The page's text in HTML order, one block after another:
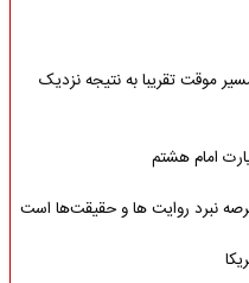
موقت تقریبا به نتیجه نزدیک
امام هشتم
نبرد روایت ها و حقیقت‌ها است